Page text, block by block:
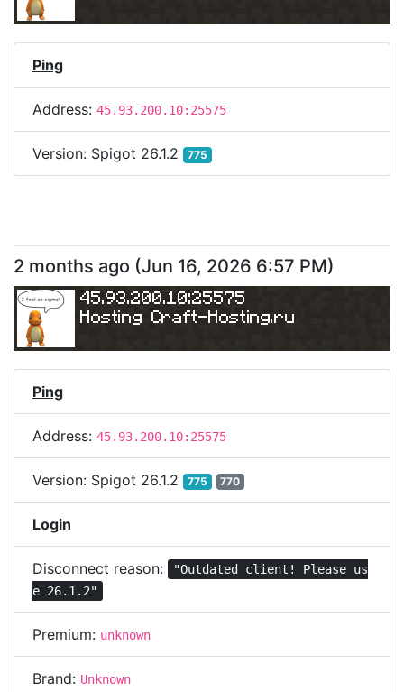
Ping
Address: 45.93.200.10:25575
Version: Spigot 26.1.2 775
2 months ago (Jun 16, 2026 6:57 PM)
45.93.200.10:25575
Hosting Craft-Hosting.ru
Ping
Address: 45.93.200.10:25575
Version: Spigot 26.1.2 775 770
Login
Disconnect reason:
"Outdated client! Please us
e 26.1.2"
Premium: unknown
Brand: Unknown